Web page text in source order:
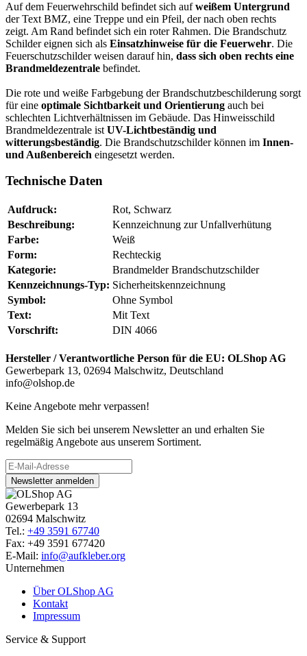
Auf dem Feuerwehrschild befindet sich aufweißem Untergrund
der Text BMZ, eine Treppe und ein Pfeil, der nach oben rechts
zeigt. Am Rand befindet sich ein roter Rahmen. Die Brandschutz
Schilder eignen sich als Einsatzhinweise für die Feuerwehr. Die
Feuerschutzschilder weisen darauf hin, dass sich oben rechts eine
Brandmeldezentrale befindet.
Die rote und weiße Farbgebung der Brandschutzbeschilderung sorgt
für eine optimale Sichtbarkeit und Orientierung auch bei
schlechten Lichtverhältnissen im Gebäude. Das Hinweisschild
Brandmeldezentrale ist UV-Lichtbeständig und
witterungsbeständig. Die Brandschutzschilder können im Innen-
und Außenbereich eingesetzt werden.
Technische Daten
Aufdruck:
Rot, Schwarz
Beschreibung:
Kennzeichnung zur Unfallverhütung
Farbe:
Weiß
Form:
Rechteckig
Kategorie:
Brandmelder Brandschutzschilder
Kennzeichnungs-Typ: Sicherheitskennzeichnung
Symbol:
Ohne Symbol
Text:
Mit Text
Vorschrift:
DIN 4066
Hersteller / Verantwortliche Person für die EU: OLShop AG
Gewerbepark 13, 02694 Malschwitz, Deutschland
info@olshop.de
Keine Angebote mehr verpassen!
Melden Sie sich bei unserem Newsletter an und erhalten Sie
regelmäßig Angebote aus unserem Sortiment.
Newsletter anmelden
Gewerbepark 13
02694 Malschwitz
Tel.: +49 3591 67740
Fax: +49 3591 677420
E-Mail: info@aufkleber.org
Unternehmen
Über OLShop AG
Kontakt
Impressum
Service & Support